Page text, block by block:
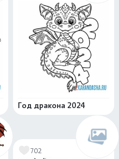
Год дракона 2024
702